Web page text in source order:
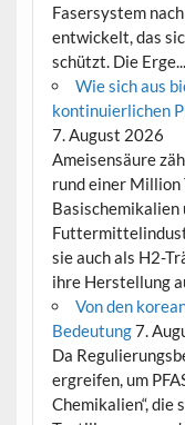
Fasersystem
entwickelt, das
schützt. Die Erge...
Wie sich aus
kontinuierlichen
7. August 2026
Ameisensäure
rund einer Million
Basischemikalien
sie auch als H2-
ihre Herstellung
Von den
Bedeutung7.
Da
ergreifen, um
Chemikalien“, die